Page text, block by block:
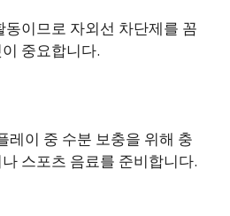
동이므로 자외선 차단제를 꼼
중요합니다.
레이 중 수분 보충을 위해 충
스포츠 음료를 준비합니다.